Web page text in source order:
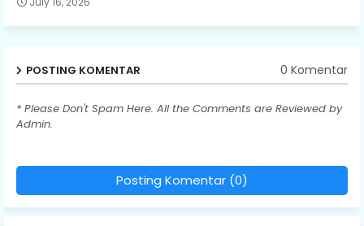
POSTING KOMENTAR 0 Komentar
* Please Don't Spam Here. All the Comments are Reviewed by
Admin.
Posting Komentar (0)